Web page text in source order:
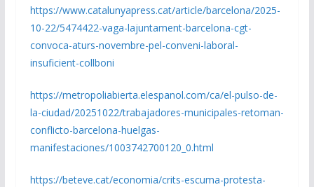
https://www.catalunyapress.cat/article/barcelona/2025-
10-22/5474422-vaga-lajuntament-barcelona-cgt-
convoca-aturs-novembre-pel-conveni-laboral-
insuficient-collboni
https://metropoliabierta.elespanol.com/ca/el-pulso-de-
la-ciudad/20251022/trabajadores-municipales-retoman-
conflicto-barcelona-huelgas-
manifestaciones/1003742700120_0.html
https://beteve.cat/economia/crits-escuma-protesta-